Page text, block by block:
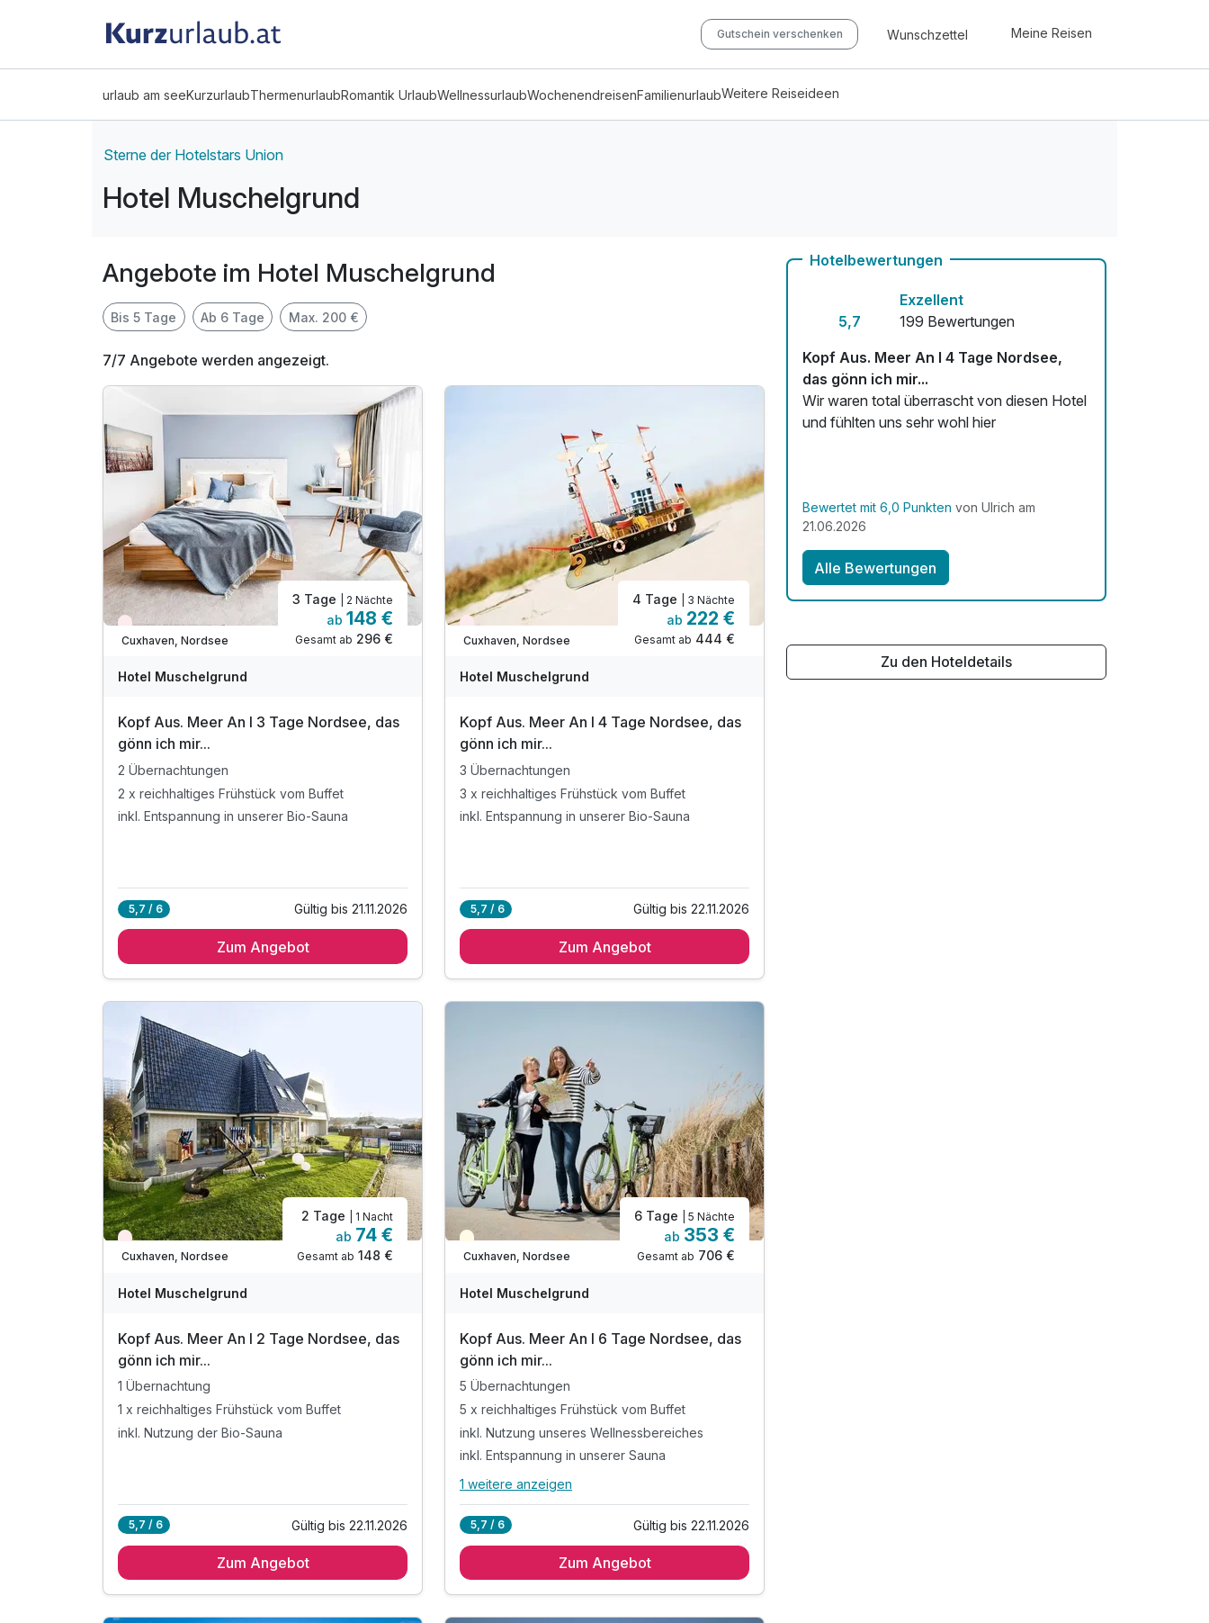
Gutschein verschenken Wunschzettel Meine Reisen
urlaub am seeKurzurlaubThermenurlaubRomantik UrlaubWellnessurlaubWochenendreisenFamilienurlaubWeitere Reiseideen
Sterne der Hotelstars Union
Hotel Muschelgrund
Angebote im Hotel Muschelgrund
Bis 5 Tage Ab 6 Tage Max. 200 €
7/7 Angebote werden angezeigt.
Wieder frei ab Oktober
Cuxhaven, Nordsee
3 Tage | 2 Nächte
ab 148 €
Gesamt ab 296 €
Hotel Muschelgrund
Kopf Aus. Meer An I 3 Tage Nordsee, das
gönn ich mir...
2 Übernachtungen
2 x reichhaltiges Frühstück vom Buffet
inkl. Entspannung in unserer Bio-Sauna
5,7 / 6 Gültig bis 21.11.2026
Zum Angebot
Wieder frei ab September
Cuxhaven, Nordsee
4 Tage | 3 Nächte
ab 222 €
Gesamt ab 444 €
Hotel Muschelgrund
Kopf Aus. Meer An I 4 Tage Nordsee, das
gönn ich mir...
3 Übernachtungen
3 x reichhaltiges Frühstück vom Buffet
inkl. Entspannung in unserer Bio-Sauna
5,7 / 6 Gültig bis 22.11.2026
Zum Angebot
Wieder frei ab November
Cuxhaven, Nordsee
2 Tage | 1 Nacht
ab 74 €
Gesamt ab 148 €
Hotel Muschelgrund
Kopf Aus. Meer An I 2 Tage Nordsee, das
gönn ich mir...
1 Übernachtung
1 x reichhaltiges Frühstück vom Buffet
inkl. Nutzung der Bio-Sauna
5,7 / 6 Gültig bis 22.11.2026
Zum Angebot
Teilweise ausgelastet
Cuxhaven, Nordsee
6 Tage | 5 Nächte
ab 353 €
Gesamt ab 706 €
Hotel Muschelgrund
Kopf Aus. Meer An I 6 Tage Nordsee, das
gönn ich mir...
5 Übernachtungen
5 x reichhaltiges Frühstück vom Buffet
inkl. Nutzung unseres Wellnessbereiches
inkl. Entspannung in unserer Sauna
Alle Inklusivleistungen
5 x reichhaltiges Frühstück vom Buffet
1 weitere anzeigen
5,7 / 6 Gültig bis 22.11.2026
Zum Angebot
Hotelbewertungen
5,7
Exzellent
199 Bewertungen
Kopf Aus. Meer An I 4 Tage Nordsee,
das gönn ich mir...
Wir waren total überrascht von diesen Hotel
und fühlten uns sehr wohl hier
Bewertet mit 6,0 Punkten von Ulrich am
21.06.2026
Alle Bewertungen
Zu den Hoteldetails